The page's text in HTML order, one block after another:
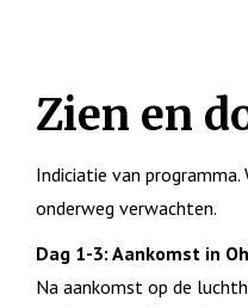
Zien en
Indiciatie van programma.
onderweg verwachten.
Dag 1-3: Aankomst in
Na aankomst op de